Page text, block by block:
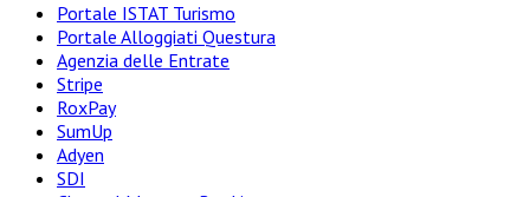
Portale ISTAT Turismo
Portale Alloggiati Questura
Agenzia delle Entrate
Stripe
RoxPay
SumUp
Adyen
SDI